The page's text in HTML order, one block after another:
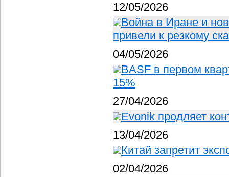
12/05/2026
Война в Иране и
привели к резкому
04/05/2026
BASF в первом
15%
27/04/2026
Evonik продляет
13/04/2026
Китай запретит
02/04/2026